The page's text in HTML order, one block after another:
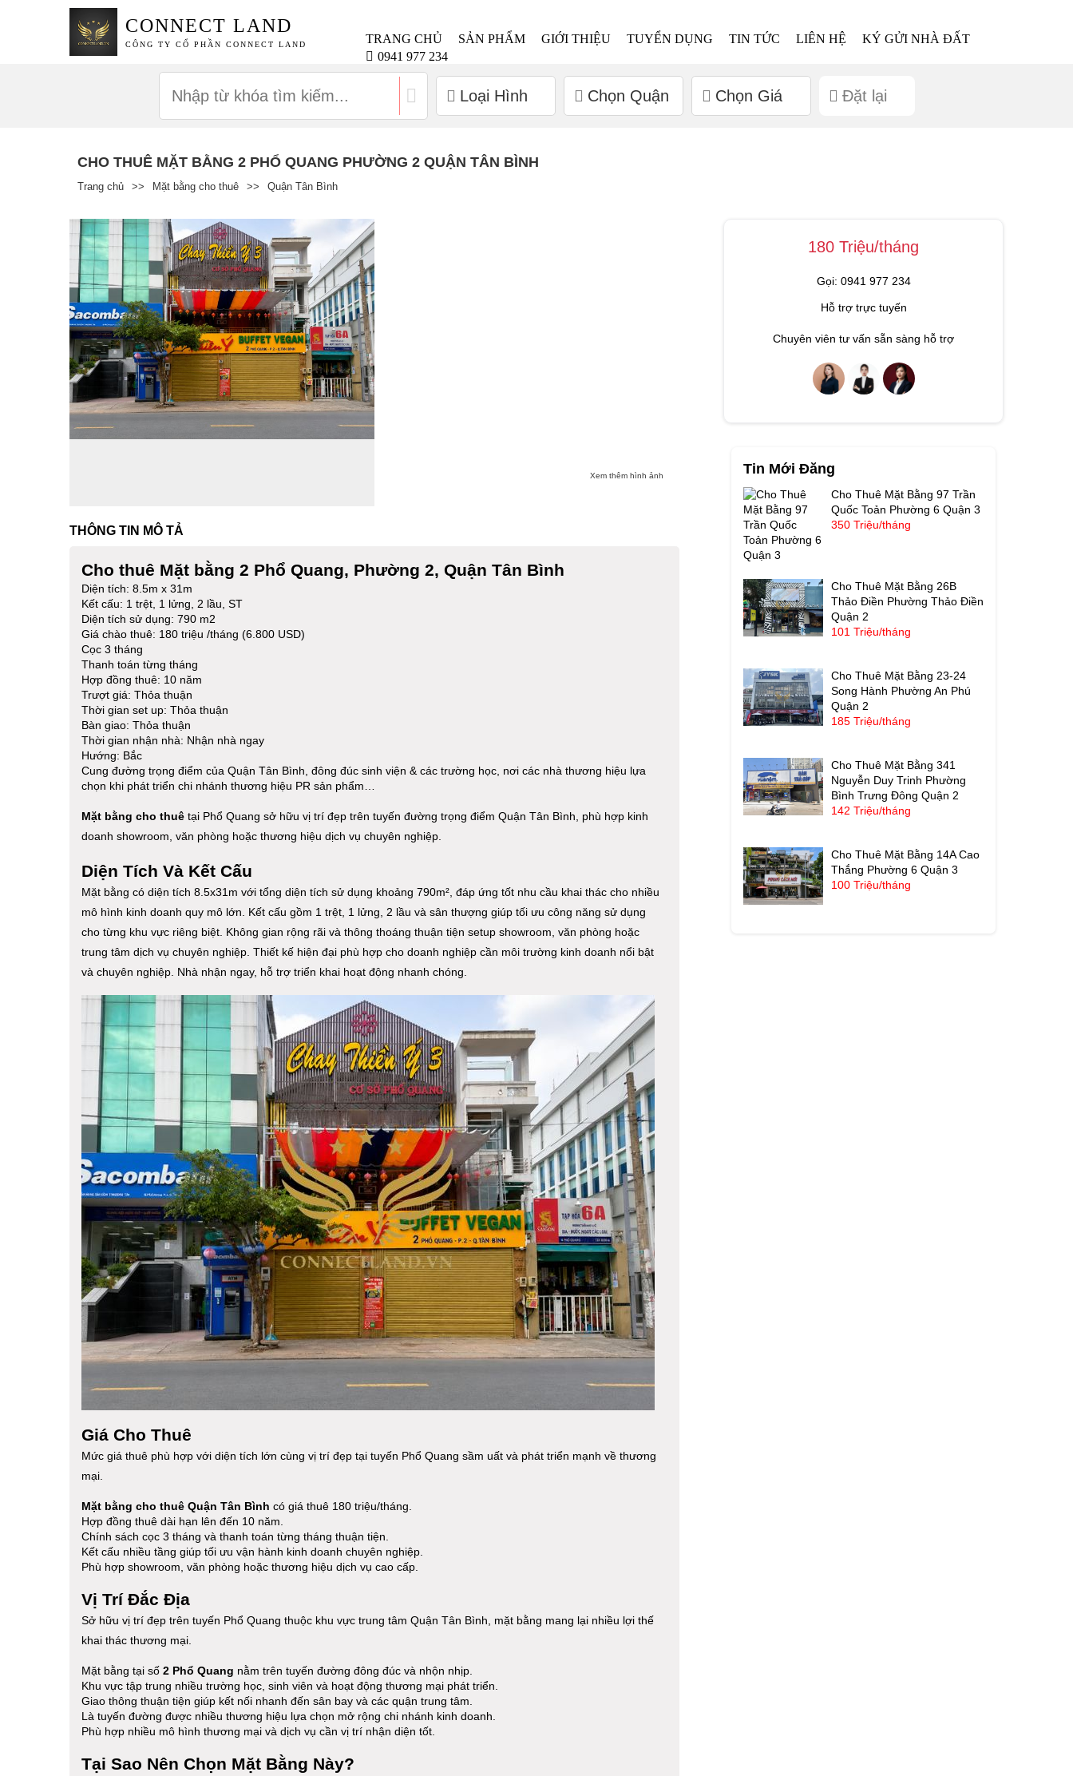
CONNECT LAND
CÔNG TY CỔ PHẦN CONNECT LAND TRANG CHỦ SẢN PHẨM GIỚI THIỆU TUYỂN DỤNG TIN TỨC LIÊN HỆ
KÝ GỬI NHÀ ĐẤT
0941 977 234
Loại Hình Chọn Quận Chọn Giá Đặt lại
CHO THUÊ MẶT BẰNG 2 PHỔ QUANG PHƯỜNG 2 QUẬN TÂN BÌNH
Trang chủ >> Mặt bằng cho thuê >> Quận Tân Bình
Xem thêm hình ảnh
THÔNG TIN MÔ TẢ
Cho thuê Mặt bằng 2 Phổ Quang, Phường 2, Quận Tân Bình
Diện tích: 8.5m x 31m
Kết cấu: 1 trệt, 1 lửng, 2 lầu, ST
Diện tích sử dụng: 790 m2
Giá chào thuê: 180 triệu /tháng (6.800 USD)
Cọc 3 tháng
Thanh toán từng tháng
Hợp đồng thuê: 10 năm
Trượt giá: Thỏa thuận
Thời gian set up: Thỏa thuận
Bàn giao: Thỏa thuận
Thời gian nhận nhà: Nhận nhà ngay
Hướng: Bắc
Cung đường trọng điểm của Quận Tân Bình, đông đúc sinh viện & các trường học, nơi các nhà thương hiệu lựa
chọn khi phát triển chi nhánh thương hiệu PR sản phẩm…
Mặt bằng cho thuê tại Phổ Quang sở hữu vị trí đẹp trên tuyến đường trọng điểm Quận Tân Bình, phù hợp kinh
doanh showroom, văn phòng hoặc thương hiệu dịch vụ chuyên nghiệp.
Diện Tích Và Kết Cấu
Mặt bằng có diện tích 8.5x31m với tổng diện tích sử dụng khoảng 790m², đáp ứng tốt nhu cầu khai thác cho nhiều
mô hình kinh doanh quy mô lớn. Kết cấu gồm 1 trệt, 1 lửng, 2 lầu và sân thượng giúp tối ưu công năng sử dụng
cho từng khu vực riêng biệt. Không gian rộng rãi và thông thoáng thuận tiện setup showroom, văn phòng hoặc
trung tâm dịch vụ chuyên nghiệp. Thiết kế hiện đại phù hợp cho doanh nghiệp cần môi trường kinh doanh nổi bật
và chuyên nghiệp. Nhà nhận ngay, hỗ trợ triển khai hoạt động nhanh chóng.
Giá Cho Thuê
Mức giá thuê phù hợp với diện tích lớn cùng vị trí đẹp tại tuyến Phổ Quang sầm uất và phát triển mạnh về thương
mại.
Mặt bằng cho thuê Quận Tân Bình có giá thuê 180 triệu/tháng.
Hợp đồng thuê dài hạn lên đến 10 năm.
Chính sách cọc 3 tháng và thanh toán từng tháng thuận tiện.
Kết cấu nhiều tầng giúp tối ưu vận hành kinh doanh chuyên nghiệp.
Phù hợp showroom, văn phòng hoặc thương hiệu dịch vụ cao cấp.
Vị Trí Đắc Địa
Sở hữu vị trí đẹp trên tuyến Phổ Quang thuộc khu vực trung tâm Quận Tân Bình, mặt bằng mang lại nhiều lợi thế
khai thác thương mại.
Mặt bằng tại số 2 Phổ Quang nằm trên tuyến đường đông đúc và nhộn nhịp.
Khu vực tập trung nhiều trường học, sinh viên và hoạt động thương mại phát triển.
Giao thông thuận tiện giúp kết nối nhanh đến sân bay và các quận trung tâm.
Là tuyến đường được nhiều thương hiệu lựa chọn mở rộng chi nhánh kinh doanh.
Phù hợp nhiều mô hình thương mại và dịch vụ cần vị trí nhận diện tốt.
Tại Sao Nên Chọn Mặt Bằng Này?
180 Triệu/tháng
Gọi: 0941 977 234
Hỗ trợ trực tuyến
Chuyên viên tư vấn sẵn sàng hỗ trợ
Tin Mới Đăng
Cho Thuê Mặt Bằng 97 Trần
Quốc Toản Phường 6 Quận 3
350 Triệu/tháng
Cho Thuê Mặt Bằng 26B
Thảo Điền Phường Thảo Điền
Quận 2
101 Triệu/tháng
Cho Thuê Mặt Bằng 23-24
Song Hành Phường An Phú
Quận 2
185 Triệu/tháng
Cho Thuê Mặt Bằng 341
Nguyễn Duy Trinh Phường
Bình Trưng Đông Quận 2
142 Triệu/tháng
Cho Thuê Mặt Bằng 14A Cao
Thắng Phường 6 Quận 3
100 Triệu/tháng